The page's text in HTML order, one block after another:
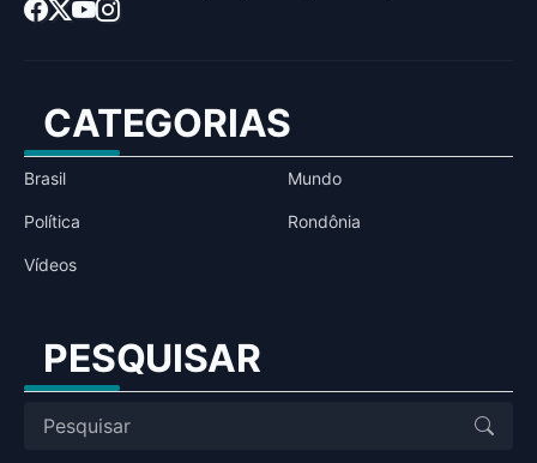
CATEGORIAS
Brasil Mundo
Política Rondônia
Vídeos
PESQUISAR